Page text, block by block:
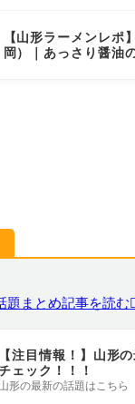
【山形ラーメンレポ
岡）｜あっさり醤油
題まとめ記事を読む
【注目情報！】山形
ェック！！！
山形の最新の話題はこちら